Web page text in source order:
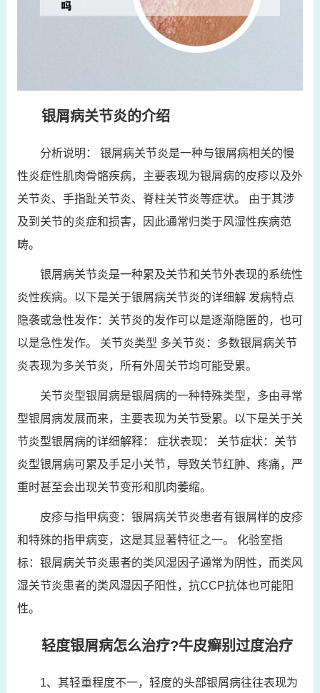
银屑病关节炎的介绍
分析说明： 银屑病关节炎是一种与银屑病相关的慢
性炎症性肌肉骨骼疾病，主要表现为银屑病的皮疹以及外
关节炎、手指趾关节炎、脊柱关节炎等症状。 由于其涉
及到关节的炎症和损害，因此通常归类于风湿性疾病范
畴。
银屑病关节炎是一种累及关节和关节外表现的系统性
炎性疾病。以下是关于银屑病关节炎的详细解 发病特点
隐袭或急性发作：关节炎的发作可以是逐渐隐匿的，也可
以是急性发作。 关节炎类型 多关节炎：多数银屑病关节
炎表现为多关节炎，所有外周关节均可能受累。
关节炎型银屑病是银屑病的一种特殊类型，多由寻常
型银屑病发展而来，主要表现为关节受累。以下是关于关
节炎型银屑病的详细解释： 症状表现： 关节症状：关节
炎型银屑病可累及手足小关节，导致关节红肿、疼痛，严
重时甚至会出现关节变形和肌肉萎缩。
皮疹与指甲病变：银屑病关节炎患者有银屑样的皮疹
和特殊的指甲病变，这是其显著特征之一。 化验室指
标：银屑病关节炎患者的类风湿因子通常为阴性，而类风
湿关节炎患者的类风湿因子阳性，抗CCP抗体也可能阳
性。
轻度银屑病怎么治疗?牛皮癣别过度治疗
1、其轻重程度不一，轻度的头部银屑病往往表现为